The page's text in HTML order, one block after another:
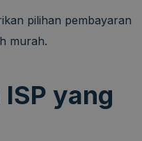
pilihan pembayaran
murah.
yang